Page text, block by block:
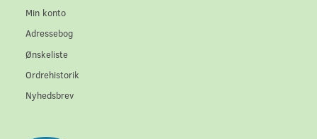
Min konto
Adressebog
Ønskeliste
Ordrehistorik
Nyhedsbrev